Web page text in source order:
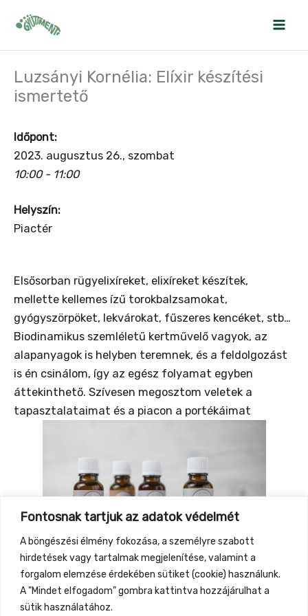
Fontosnak tartjuk az adatok védelmét
A böngészési élmény fokozása, a személyre szabott
hirdetések vagy tartalmak megjelenítése, valamint a
forgalom elemzése érdekében sütiket (cookie) használunk.
A "Mindet elfogadom" gombra kattintva hozzájárulhat a
sütik használatához.
Luzsányi Kornélia: Elíxir készítési
ismertető
Időpont:
2023. augusztus 26., szombat
10:00 - 11:00
Helyszín:
Piactér
Elsősorban rügyelixíreket, elixíreket készítek,
mellette kellemes ízű torokbalzsamokat,
gyógyszörpöket, lekvárokat, fűszeres kencéket, stb…
Biodinamikus szemléletű kertművelő vagyok, az
alapanyagok is helyben teremnek, és a feldolgozást
is én csinálom, így az egész folyamat egyben
áttekinthető. Szívesen megosztom veletek a
tapasztalataimat és a piacon a portékáimat